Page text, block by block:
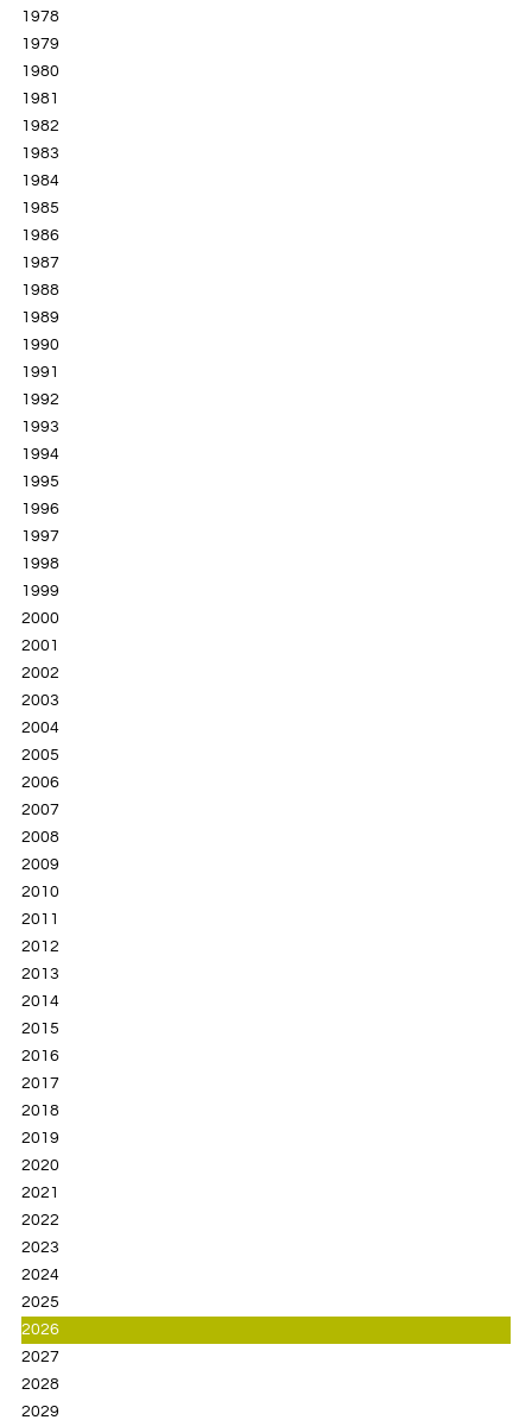
1978
1979
1980
1981
1982
1983
1984
1985
1986
1987
1988
1989
1990
1991
1992
1993
1994
1995
1996
1997
1998
1999
2000
2001
2002
2003
2004
2005
2006
2007
2008
2009
2010
2011
2012
2013
2014
2015
2016
2017
2018
2019
2020
2021
2022
2023
2024
2025
2026
2027
2028
2029